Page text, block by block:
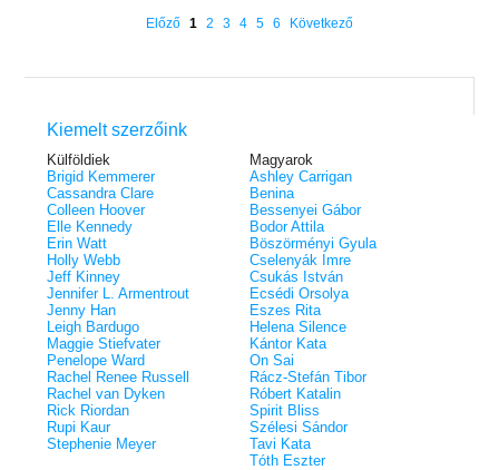
Rebel (A Renegátok 3.)
udvara 5.)
Különleges éldekorált kiadás! -
Javított kiadás
Előző 1 2 3 4 5 6 Következő
Kiemelt szerzőink
Külföldiek
Brigid Kemmerer
Cassandra Clare
Colleen Hoover
Elle Kennedy
Erin Watt
Holly Webb
Jeff Kinney
Jennifer L. Armentrout
Jenny Han
Leigh Bardugo
Maggie Stiefvater
Penelope Ward
Rachel Renee Russell
Rachel van Dyken
Rick Riordan
Rupi Kaur
Stephenie Meyer
Magyarok
Ashley Carrigan
Benina
Bessenyei Gábor
Bodor Attila
Böszörményi Gyula
Cselenyák Imre
Csukás István
Ecsédi Orsolya
Eszes Rita
Helena Silence
Kántor Kata
On Sai
Rácz-Stefán Tibor
Róbert Katalin
Spirit Bliss
Szélesi Sándor
Tavi Kata
Tóth Eszter